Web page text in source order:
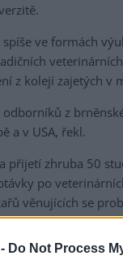
Do Not Process
ve formách
z kolejí zajetých v
z
a v USA, řekl.
přijetí zhruba 50
po
věnujících se
žádaní i ve velmi
lékařů